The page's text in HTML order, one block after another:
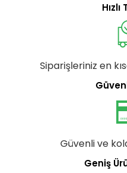
Siparişleriniz en
Güvenli ve
Geniş